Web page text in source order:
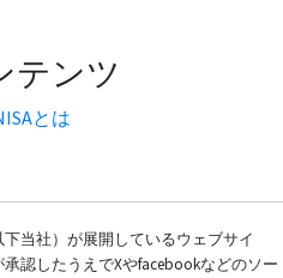
テンツ
とは
当社）が展開しているウェブサイ
認したうえでXやfacebookなどのソー